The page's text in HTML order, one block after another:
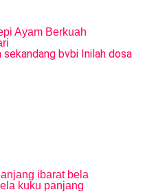
Ayam Berkuah
ibarat bela
kuku panjang